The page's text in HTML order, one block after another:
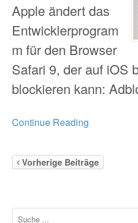
Apple ändert das
Entwicklerprogram
m für den Browser
Safari 9, der auf iOS
blockieren kann:
Continue Reading
Vorherige Beiträge